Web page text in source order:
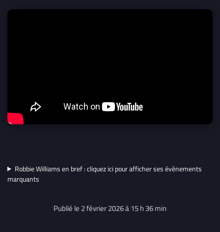
Robbie Williams en bref : cliquez ici pour afficher ses évènements
marquants
Publié le 2 février 2026 à 15 h 36 min